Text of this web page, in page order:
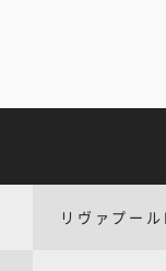
リヴァプール